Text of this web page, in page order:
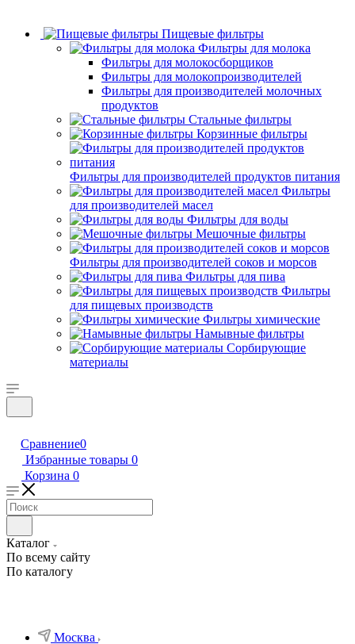
Пищевые фильтры
Фильтры для молока
Фильтры для молокосборщиков
Фильтры для молокопроизводителей
Фильтры для производителей молочных
продуктов
Стальные фильтры
Корзинные фильтры
Фильтры для производителей продуктов питания
Фильтры
для производителей масел
Фильтры для воды
Мешочные фильтры
Фильтры для производителей соков и морсов
Фильтры для пива
Фильтры
для пищевых производств
Фильтры химические
Намывные фильтры
Сорбирующие
материалы
Сравнение0
Избранные товары 0
Корзина 0
Каталог
По всему сайту
По каталогу
Москва